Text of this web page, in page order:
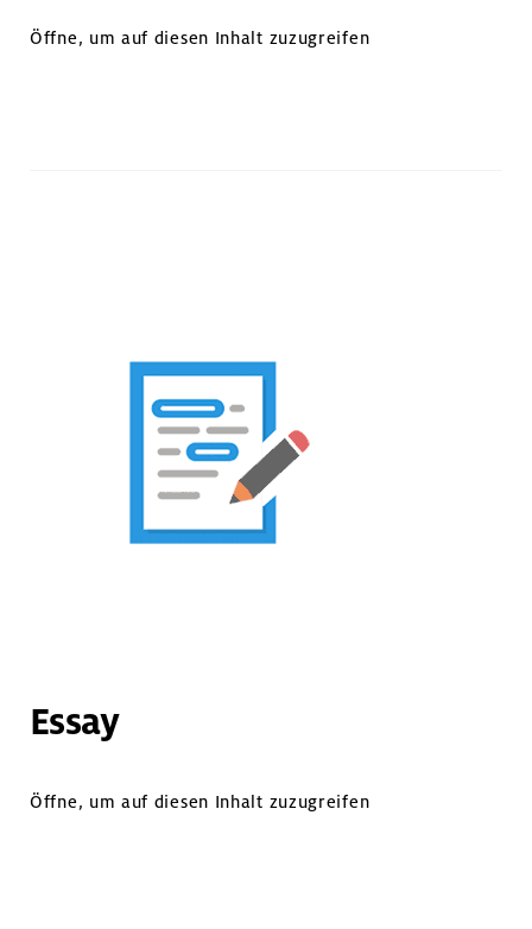
Öffne, um auf diesen Inhalt zuzugreifen
Essay
Öffne, um auf diesen Inhalt zuzugreifen